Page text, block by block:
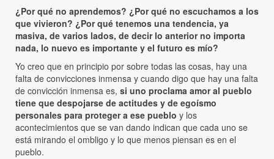
¿Por qué no aprendemos? ¿Por qué no escuchamos a los
que vivieron? ¿Por qué tenemos una tendencia, ya
masiva, de varios lados, de decir lo anterior no importa
nada, lo nuevo es importante y el futuro es mío?
Yo creo que en principio por sobre todas las cosas, hay una
falta de convicciones inmensa y cuando digo que hay una falta
de convicción inmensa es, si uno proclama amor al pueblo
tiene que despojarse de actitudes y de egoísmo
personales para proteger a ese pueblo y los
acontecimientos que se van dando indican que cada uno se
está mirando el ombligo y lo que menos piensan es en el
pueblo.